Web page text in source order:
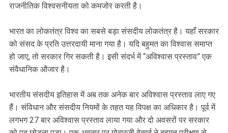
राजनीतिक विश्वसनीयता को कमजोर करती है।
भारत का लोकतंत्र विश्व का सबसे बड़ा संसदीय लोकतंत्र है। यहाँ सरकार
को संसद के प्रति उत्तरदायी माना गया है। यदि बहुमत का विश्वास समाप्त
हो जाए, तो सरकार गिर सकती है। इसी संदर्भ में “अविश्वास प्रस्ताव” एक
संवैधानिक औजार है।
भारतीय संसदीय इतिहास में अब तक अनेक बार अविश्वास प्रस्ताव लाए गए
हैं। संविधान और संसदीय नियमों के तहत यह विपक्ष का अधिकार है। पूर्व में
लगभग 27 बार अविश्वास प्रस्ताव लाया गया और दो अवसरों पर सरकार